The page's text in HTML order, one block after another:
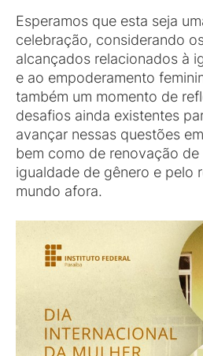
Esperamos que esta seja
celebração, considerando
alcançados relacionados à
e ao empoderamento
também um momento de
desafios ainda existentes
avançar nessas questões
bem como de renovação
igualdade de gênero e pelo
mundo afora.